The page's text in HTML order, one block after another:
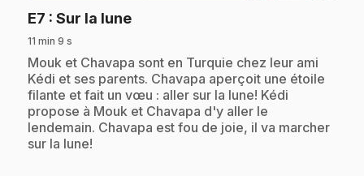
E7 : Sur la lune.
11 min 9 s
.Mouk et Chavapa sont en Turquie chez leur ami
Kédi et ses parents. Chavapa aperçoit une étoile
filante et fait un vœu : aller sur la lune! Kédi
propose à Mouk et Chavapa d'y aller le
lendemain. Chavapa est fou de joie, il va marcher
sur la lune!